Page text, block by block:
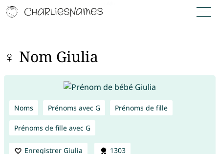
♀ Nom Giulia
Noms Prénoms avec G Prénoms de fille
Prénoms de fille avec G
Enregistrer Giulia 1303